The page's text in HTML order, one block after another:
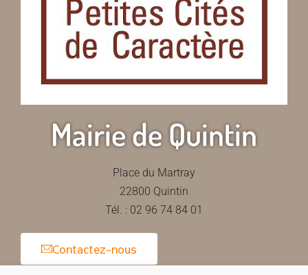
Mairie de Quintin
Place du Martray
22800 Quintin
Tél. : 02 96 74 84 01
Contactez-nous